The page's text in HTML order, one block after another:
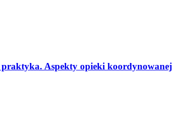
Aspekty opieki koordynowanej